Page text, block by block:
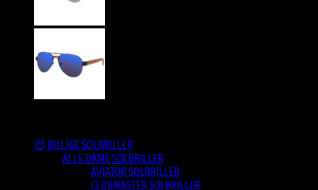
🤑 BILLIGE SOLBRILLER
ALLE DAME SOLBRILLER
AVIATOR SOLBRILLER
CLUBMASTER SOLBRILLER